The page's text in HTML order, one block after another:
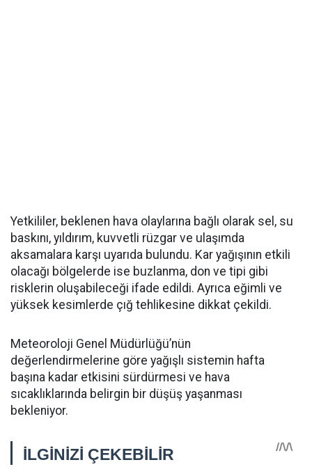
Yetkililer, beklenen hava olaylarına bağlı olarak sel, su
baskını, yıldırım, kuvvetli rüzgar ve ulaşımda
aksamalara karşı uyarıda bulundu. Kar yağışının etkili
olacağı bölgelerde ise buzlanma, don ve tipi gibi
risklerin oluşabileceği ifade edildi. Ayrıca eğimli ve
yüksek kesimlerde çığ tehlikesine dikkat çekildi.
Meteoroloji Genel Müdürlüğü’nün
değerlendirmelerine göre yağışlı sistemin hafta
başına kadar etkisini sürdürmesi ve hava
sıcaklıklarında belirgin bir düşüş yaşanması
bekleniyor.